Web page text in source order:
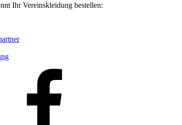
Ihr Vereinskleidung bestellen: